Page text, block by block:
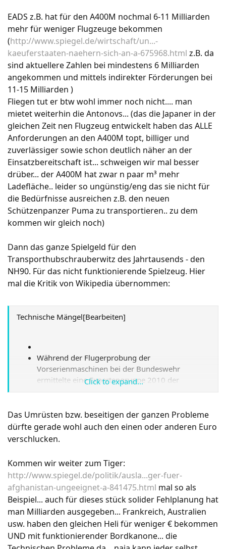
EADS z.B. hat für den A400M nochmal 6-11 Milliarden
mehr für weniger Flugzeuge bekommen
(http://www.spiegel.de/wirtschaft/un...-
kaeuferstaaten-naehern-sich-an-a-675968.html z.B. da
sind aktuellere Zahlen bei mindestens 6 Milliarden
angekommen und mittels indirekter Förderungen bei
11-15 Milliarden )
Fliegen tut er btw wohl immer noch nicht.... man
mietet weiterhin die Antonovs... (das die Japaner in der
gleichen Zeit nen Flugzeug entwickelt haben das ALLE
Anforderungen an den A400M topt, billiger und
zuverlässiger sowie schon deutlich näher an der
Einsatzbereitschaft ist... schweigen wir mal besser
drüber... der A400M hat zwar n paar m³ mehr
Ladefläche.. leider so ungünstig/eng das sie nicht für
die Bedürfnisse ausreichen z.B. den neuen
Schützenpanzer Puma zu transportieren.. zu dem
kommen wir gleich noch)
Dann das ganze Spielgeld für den
Transporthubschrauberwitz des Jahrtausends - den
NH90. Für das nicht funktionierende Spielzeug. Hier
mal die Kritik von Wikipedia übernommen:
Technische Mängel[Bearbeiten]
Während der Flugerprobung der
Vorserienmaschinen bei der Bundeswehr
ermittelte eine Expertengruppe 2010 der
„Luftlande- und Lufttransportschule“ eine
ausgesprochen wurde: „Wann immer möglich
sind alternative Luftfahrzeuge zur Verbringung
von Infanteriekräften zu nutzen.“ Beanstandet
Die geringe Bodenfreiheit ermögliche Soldaten
das Ein- und Aussteigen nur, wenn der
Hubschrauber auf befestigtem Untergrund steht
und keine Hindernisse höher als 16 cm sind.
Aufgrund der zu schwach konstruierten
Heckrampe könne diese nicht von Soldaten mit
Ausrüstung zum Ein- und Aussteigen genutzt
werden.
Der viel zu druckempfindliche Innenraum sei
Click to expand...
Das Umrüsten bzw. beseitigen der ganzen Probleme
dürfte gerade wohl auch den einen oder anderen Euro
verschlucken.
Kommen wir weiter zum Tiger:
http://www.spiegel.de/politik/ausla...ger-fuer-
afghanistan-ungeeignet-a-841475.html mal so als
Beispiel... auch für dieses stück solider Fehlplanung hat
man Milliarden ausgegeben... Frankreich, Australien
usw. haben den gleichen Heli für weniger € bekommen
UND mit funktionierender Bordkanone... die